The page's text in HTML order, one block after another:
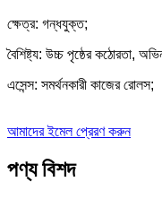
ক্ষেত্র: গন্ধযুক্ত;
বৈশিষ্ট্য: উচ্চ পৃষ্ঠের কঠোরতা,
এসেন্স: সমর্থনকারী কাজের রোলস;
আমাদের ইমেল প্রেরণ করুন
পণ্য বিশদ